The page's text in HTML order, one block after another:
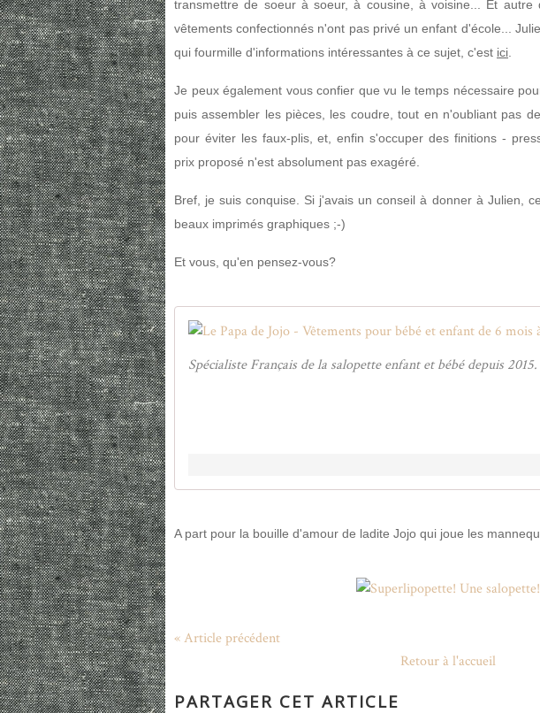
transmettre de soeur à soeur, à cousine, à voisine... Et
vêtements confectionnés n'ont pas privé un enfant d'école...
qui fourmille d'informations intéressantes à ce sujet, c'est ici
Je peux également vous confier que vu le temps nécessaire
puis assembler les pièces, les coudre, tout en n'oubliant pas
pour éviter les faux-plis, et, enfin s'occuper des finitions -
prix proposé n'est absolument pas exagéré.
Bref, je suis conquise. Si j'avais un conseil à donner à Julien,
beaux imprimés graphiques ;-)
Et vous, qu'en pensez-vous?
Spécialiste Français de la salopette enfant et bébé depuis 2015.
A part pour la bouille d'amour de ladite Jojo qui joue les
« Article précédent
Retour à l'accueil
PARTAGER CET ARTICLE